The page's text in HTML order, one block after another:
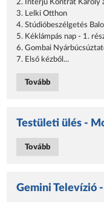
2. Interjú Kontrát Károly
3. Lelki Otthon
4. Stúdióbeszélgetés
5. Kéklámpás nap - 1.
6. Gombai
7. Első kézből...
Tovább
Testületi ülés -
Tovább
Gemini Televízió